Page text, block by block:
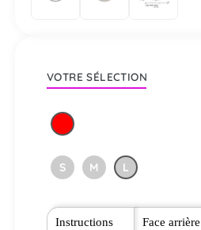
VOTRE SÉLECTION
S M L
Instructions Face arrière